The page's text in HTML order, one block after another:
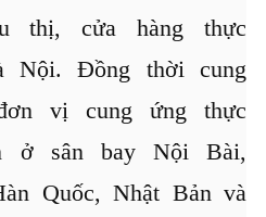
thị, cửa hàng thực
Nội. Đồng thời cung
vị cung ứng thực
ở sân bay Nội Bài,
Quốc, Nhật Bản và